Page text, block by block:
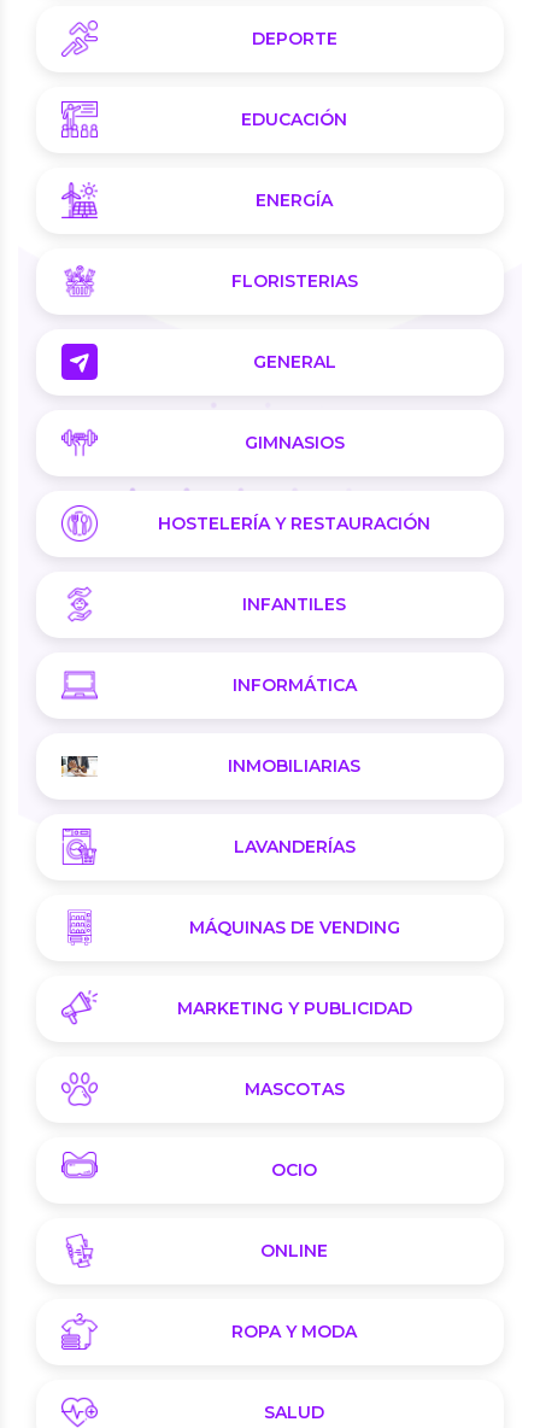
DEPORTE
EDUCACIÓN
ENERGÍA
FLORISTERIAS
GENERAL
GIMNASIOS
HOSTELERÍA Y RESTAURACIÓN
INFANTILES
INFORMÁTICA
INMOBILIARIAS
LAVANDERÍAS
MÁQUINAS DE VENDING
MARKETING Y PUBLICIDAD
MASCOTAS
OCIO
ONLINE
ROPA Y MODA
SALUD